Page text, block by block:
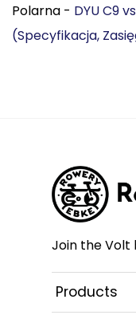
Polarna - DYU C9
(Specyfikacja,
Join the Volt
Products